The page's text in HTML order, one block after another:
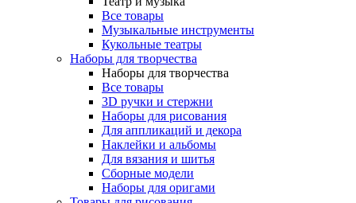
Все товары
Музыкальные инструменты
Кукольные театры
Наборы для творчества
Наборы для творчества
Все товары
3D ручки и стержни
Наборы для рисования
Для аппликаций и декора
Наклейки и альбомы
Для вязания и шитья
Сборные модели
Наборы для оригами